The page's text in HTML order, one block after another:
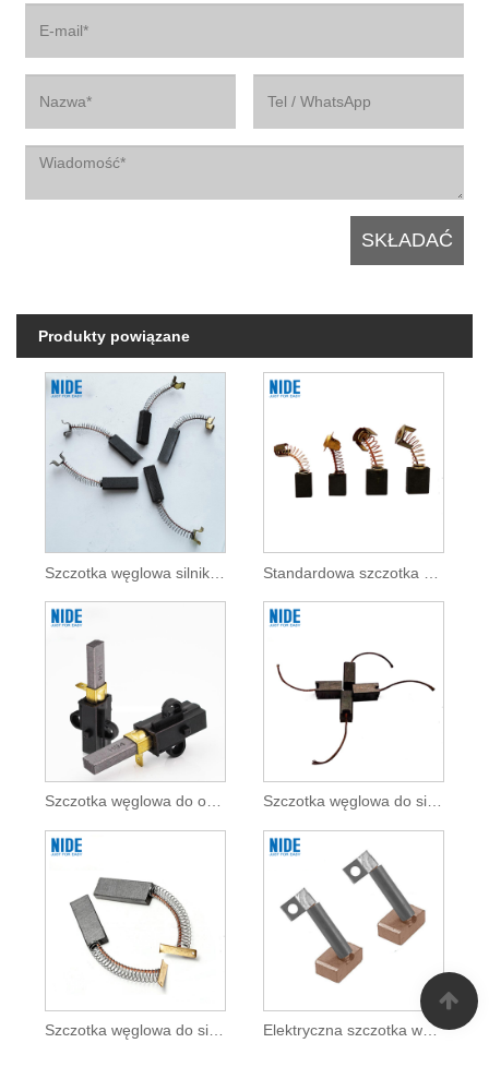
Produkty powiązane
Szczotka węglowa silnika pompy wodnej do silnika prądu stałego
Szczotka węglowa do odkurzacza do silnika prądu stałego Szczotka węglowa do silnika pompy RO
Szczotka węglowa do silnika maszyny do szycia Elektryczna szczotka węglowa grafitowa do silnika prądu stałego